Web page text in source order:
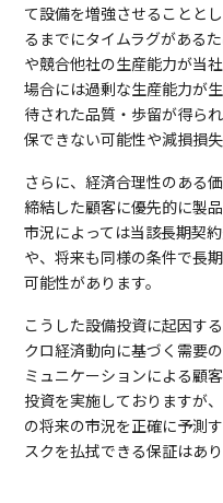
て設備を増強させることと
るまでにタイムラグがある
や競合他社の生産能力が当
場合には過剰な生産能力が
待された品質・歩留が得ら
保できない可能性や減損損
さらに、経済合理性のある
締結した顧客に優先的に製
市況によっては当該長期契
や、将来も同様の条件で長
可能性があります。
こうした設備投資に起因す
クロ経済動向に基づく需要
ミュニケーションによる顧
投資を実施しておりますが
の将来の市況を正確に予測
スクを払拭できる保証はあり